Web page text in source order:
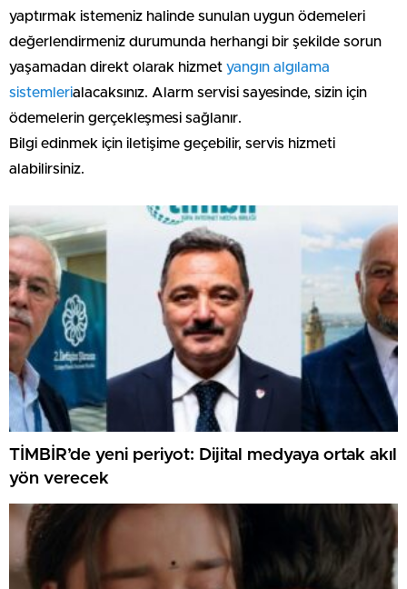
yaptırmak istemeniz halinde sunulan uygun ödemeleri
değerlendirmeniz durumunda herhangi bir şekilde sorun
yaşamadan direkt olarak hizmet yangın algılama
sistemlerialacaksınız. Alarm servisi sayesinde, sizin için
ödemelerin gerçekleşmesi sağlanır.
Bilgi edinmek için iletişime geçebilir, servis hizmeti
alabilirsiniz.
TİMBİR’de yeni periyot: Dijital medyaya ortak akıl
yön verecek